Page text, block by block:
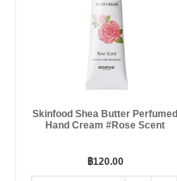
Skinfood Shea Butter Perfumed
Hand Cream #Rose Scent
฿120.00